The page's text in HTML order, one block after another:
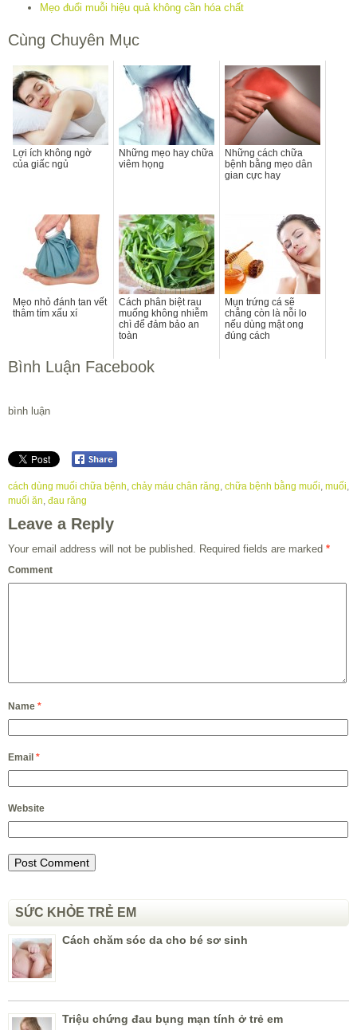
Mẹo đuổi muỗi hiệu quả không cần hóa chất
Cùng Chuyên Mục
Lợi ích không ngờ
của giấc ngủ
Những mẹo hay chữa
viêm họng
Những cách chữa
bệnh bằng mẹo dân
gian cực hay
Mẹo nhỏ đánh tan vết
thâm tím xấu xí
Cách phân biệt rau
muống không nhiễm
chì để đảm bảo an
toàn
Mụn trứng cá sẽ
chẳng còn là nỗi lo
nếu dùng mật ong
đúng cách
Bình Luận Facebook
bình luận
cách dùng muối chữa bệnh, chảy máu chân răng, chữa bệnh bằng muối, muối,
muối ăn, đau răng
Leave a Reply
Your email address will not be published. Required fields are marked *
Comment
Name *
Email *
Website
SỨC KHỎE TRẺ EM
Cách chăm sóc da cho bé sơ sinh
Triệu chứng đau bụng mạn tính ở trẻ em